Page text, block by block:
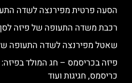
הסעה פרטית מפירנצה לשדה
רכבת משדה התעופה של פיזה לסן
שאטל מפירנצה לשדה התעופה
פיזה בכריסמס – חג המולד בפיזה:
כריסמס, חגיגות ועוד